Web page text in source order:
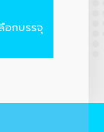
อกบรรจุ